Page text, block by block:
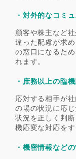
・対外的なコミ
顧客や株主など
違った配慮が求
の窓口になるた
れます。
・庶務以上の臨
応対する相手が
の場の状況に応
状況を正しく判
機応変な対応をす
・機密情報など